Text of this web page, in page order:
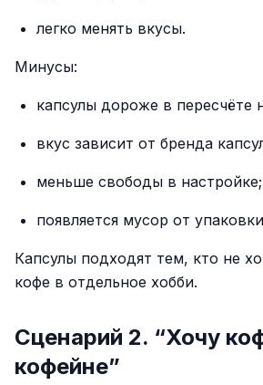
легко менять вкусы.
Минусы:
капсулы дороже в пересчёте
вкус зависит от бренда
меньше свободы в настройке;
появляется мусор от
Капсулы подходят тем, кто не
кофе в отдельное хобби.
Сценарий 2. “Хочу
кофейне”